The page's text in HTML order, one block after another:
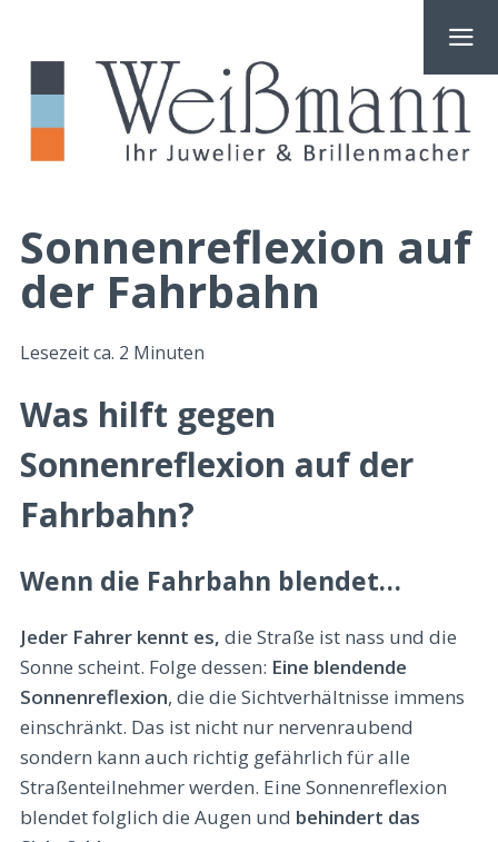
Sonnenreflexion auf
der Fahrbahn
Lesezeit ca. 2 Minuten
Was hilft gegen
Sonnenreflexion auf der
Fahrbahn?
Wenn die Fahrbahn blendet…
Jeder Fahrer kennt es, die Straße ist nass und die
Sonne scheint. Folge dessen: Eine blendende
Sonnenreflexion, die die Sichtverhältnisse immens
einschränkt. Das ist nicht nur nervenraubend
sondern kann auch richtig gefährlich für alle
Straßenteilnehmer werden. Eine Sonnenreflexion
blendet folglich die Augen und behindert das